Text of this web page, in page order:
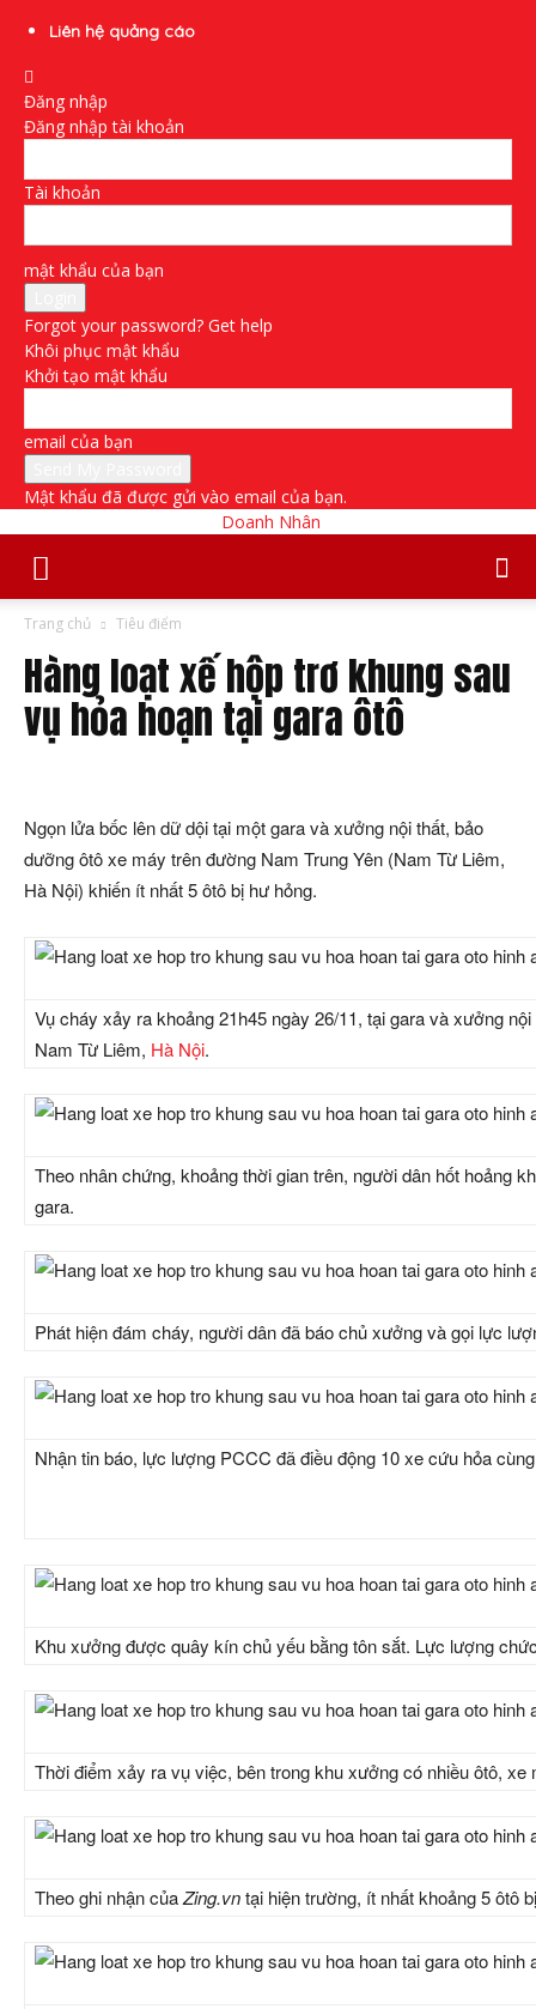
Liên hệ quảng cáo
Đăng nhập
Đăng nhập tài khoản
Tài khoản
mật khẩu của bạn
Forgot your password? Get help
Khôi phục mật khẩu
Khởi tạo mật khẩu
email của bạn
Mật khẩu đã được gửi vào email của bạn.
Doanh Nhân
Trang chủ Tiêu điểm
Hàng loạt xế hộp trơ khung sau
vụ hỏa hoạn tại gara ôtô
Ngọn lửa bốc lên dữ dội tại một gara và xưởng nội thất, bảo
dưỡng ôtô xe máy trên đường Nam Trung Yên (Nam Từ Liêm,
Hà Nội) khiến ít nhất 5 ôtô bị hư hỏng.
Vụ cháy xảy ra khoảng 21h45 ngày 26/11, tại gara và xưởng
Nam Từ Liêm, Hà Nội.
Theo nhân chứng, khoảng thời gian trên, người dân hốt hoảng
gara.
Phát hiện đám cháy, người dân đã báo chủ xưởng và gọi lực
Nhận tin báo, lực lượng PCCC đã điều động 10 xe cứu hỏa
Khu xưởng được quây kín chủ yếu bằng tôn sắt. Lực lượng
Thời điểm xảy ra vụ việc, bên trong khu xưởng có nhiều ôtô,
Theo ghi nhận củaZing.vntại hiện trường, ít nhất khoảng 5 ôtô